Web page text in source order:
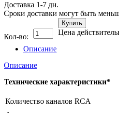
Доставка 1-7 дн.
Сроки доставки могут быть
Кол-во:
Купить
Цена
Описание
Описание
Технические характеристики*
Количество каналов RCA